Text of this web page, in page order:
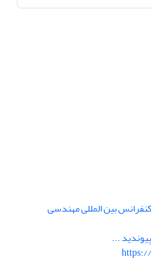
بین المللی مهندسی
...